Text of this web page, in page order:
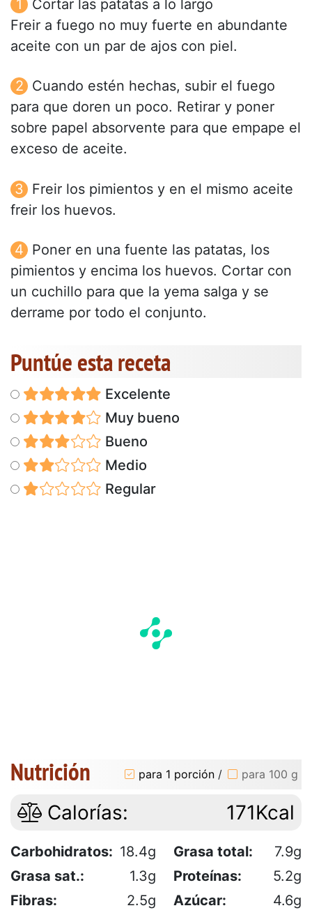
Cortar las patatas a lo largo
Freir a fuego no muy fuerte en abundante
aceite con un par de ajos con piel.
Cuando estén hechas, subir el fuego
para que doren un poco. Retirar y poner
sobre papel absorvente para que empape el
exceso de aceite.
Freir los pimientos y en el mismo aceite
freir los huevos.
Poner en una fuente las patatas, los
pimientos y encima los huevos. Cortar con
un cuchillo para que la yema salga y se
derrame por todo el conjunto.
Puntúe esta receta
Excelente
Muy bueno
Bueno
Medio
Regular
Nutrición para 1 porción / para 100 g
Calorías: 171Kcal
Carbohidratos: 18.4g Grasa total:
7.9g
Grasa sat.:
1.3g Proteínas:
5.2g
Fibras:
2.5g Azúcar:
4.6g